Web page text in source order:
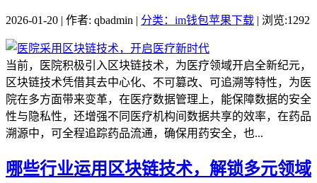
2026-01-20 | 作者: qbadmin | 分类：im钱包苹果下载 | 浏览:1292
当前，医院积极引入区块链技术，为医疗领域开启全新纪元，
区块链技术凭借其去中心化、不可篡改、可追溯等特性，为医
院在多方面带来变革，在医疗数据管理上，能保障数据的安全
性与隐私性，还增强不同医疗机构间数据共享的效率，在药品
溯源中，可全程追踪药品流通，确保用药安全，也...
哪些行业运用区块链技术，解锁多元领域